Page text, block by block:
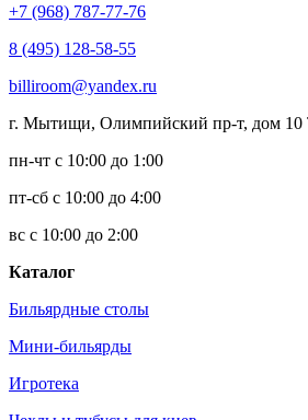
+7 (968) 787-77-76
8 (495) 128-58-55
billiroom@yandex.ru
г. Мытищи, Олимпийский пр-т, дом
пн-чт с 10:00 до 1:00
пт-сб с 10:00 до 4:00
вс с 10:00 до 2:00
Каталог
Бильярдные столы
Мини-бильярды
Игротека